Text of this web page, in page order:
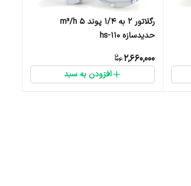
رگلاتور 2 به 1/4 پوند 5 m³/h
حدیدسازه hs-110
2,660,000
افزودن به سبد